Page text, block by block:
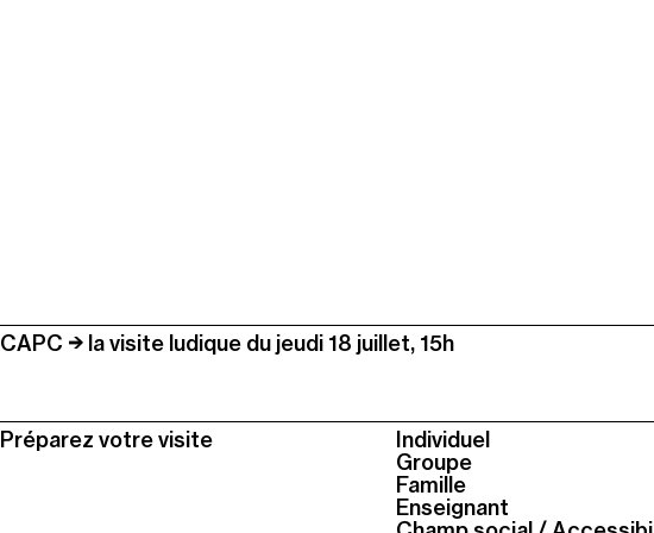
CAPC la visite ludique du jeudi 18 juillet, 15h
Préparez votre visite
Individuel
Groupe
Famille
Enseignant